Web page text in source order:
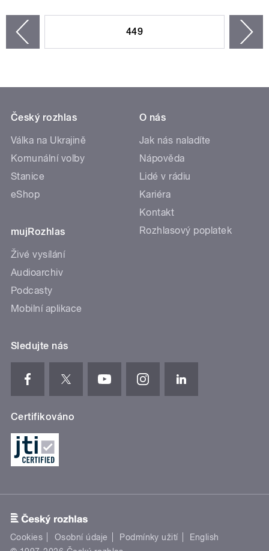
449
Český rozhlas
Válka na Ukrajině
Komunální volby
Stanice
eShop
mujRozhlas
Živé vysílání
Audioarchiv
Podcasty
Mobilní aplikace
O nás
Jak nás naladíte
Nápověda
Lidé v rádiu
Kariéra
Kontakt
Rozhlasový poplatek
Sledujte nás
Certifikováno
Cookies Osobní údaje Podmínky užití
English